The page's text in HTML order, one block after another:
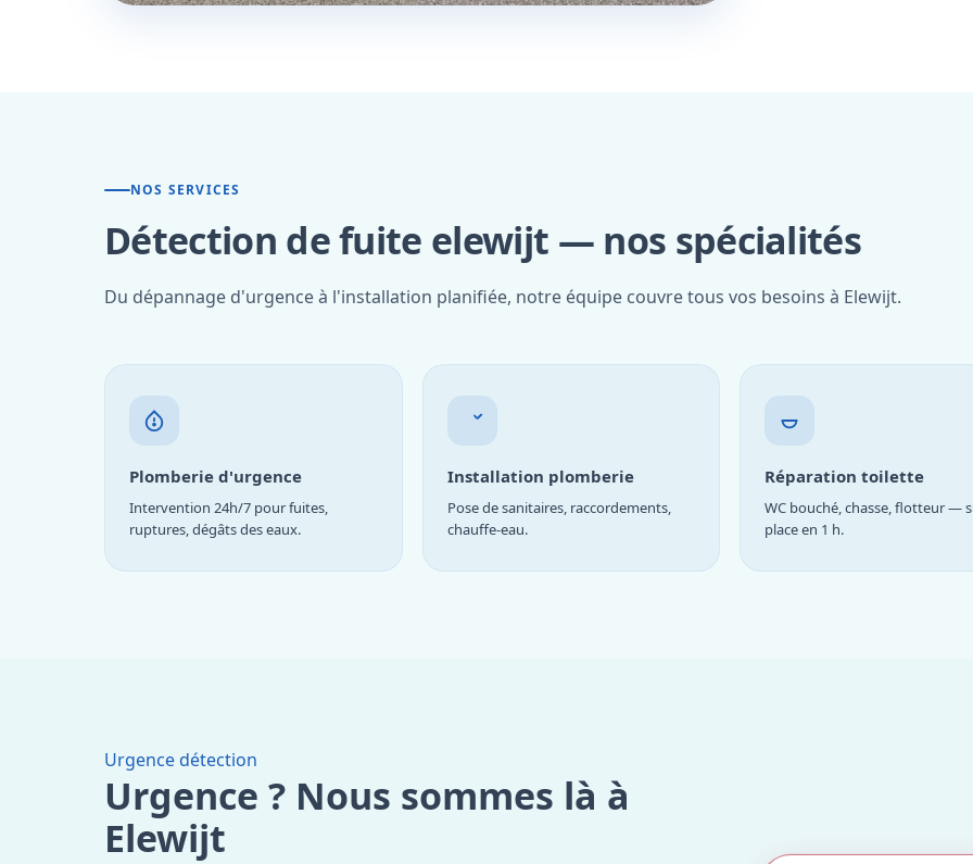
NOS SERVICES
Détection de fuite elewijt — nos spécialités
Du dépannage d'urgence à l'installation planifiée, notre équipe couvre tous vos besoins à Elewijt.
Plomberie d'urgence
Intervention 24h/7 pour fuites,
ruptures, dégâts des eaux.
Installation plomberie
Pose de sanitaires, raccordements,
chauffe-eau.
Réparation toilette
WC bouché, chasse, flotteur —
place en 1 h.
Urgence détection
Urgence ? Nous sommes là à
Elewijt